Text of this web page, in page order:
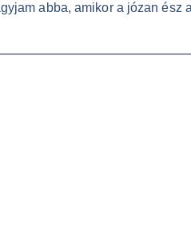
abba, amikor a józan ész